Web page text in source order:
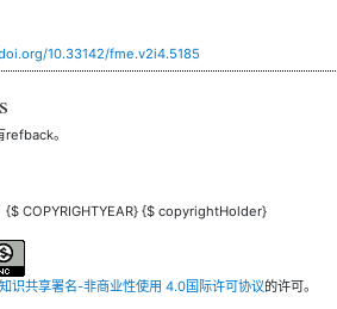
10.33142/fme.v2i4.5185
refback。
{$ COPYRIGHTYEAR} {$ copyrightHolder}
知识共享署名-非商业性使用 4.0国际许可协议的许可。